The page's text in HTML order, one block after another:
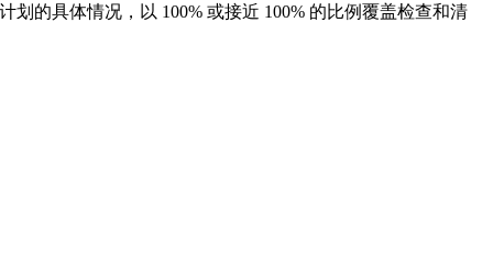
划的具体情况，以 100% 或接近 100% 的比例覆盖检查和清